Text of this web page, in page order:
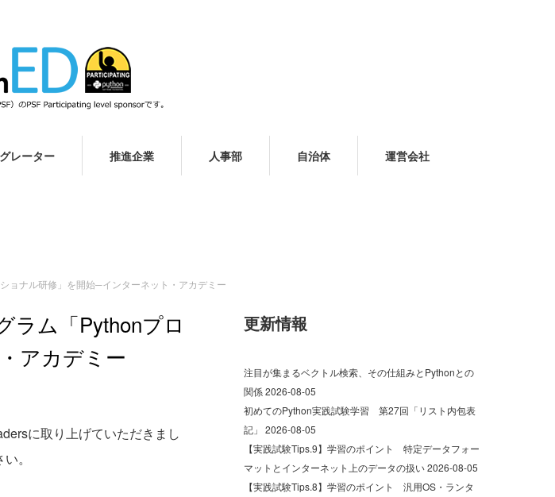
レーター 推進企業 人事部 自治体 運営会社
ョナル研修」を開始─インターネット・アカデミー
ラム「Pythonプロ
アカデミー
に取り上げていただきまし
。
更新情報
注目が集まるベクトル検索、その仕組みとPythonとの
関係2026-08-05
初めてのPython実践試験学習 第27回「リスト内包表
記」 2026-08-05
【実践試験Tips.9】学習のポイント 特定データフォー
マットとインターネット上のデータの扱い2026-08-05
【実践試験Tips.8】学習のポイント 汎用OS・ランタ